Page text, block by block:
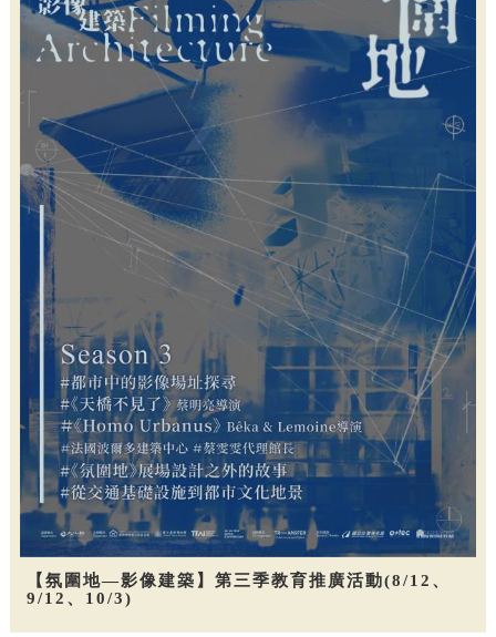
【氛圍地—影像建築】第三季教育推廣活動(8/12、
9/12、10/3)